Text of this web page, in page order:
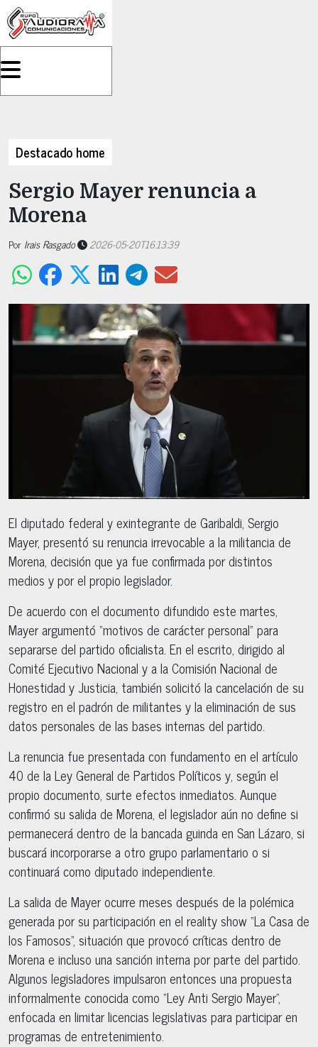
Destacado home
Sergio Mayer renuncia a
Morena
Por Irais Rasgado 2026-05-20T16:13:39
El diputado federal y exintegrante de Garibaldi, Sergio
Mayer, presentó su renuncia irrevocable a la militancia de
Morena, decisión que ya fue confirmada por distintos
medios y por el propio legislador.
De acuerdo con el documento difundido este martes,
Mayer argumentó “motivos de carácter personal” para
separarse del partido oficialista. En el escrito, dirigido al
Comité Ejecutivo Nacional y a la Comisión Nacional de
Honestidad y Justicia, también solicitó la cancelación de su
registro en el padrón de militantes y la eliminación de sus
datos personales de las bases internas del partido.
La renuncia fue presentada con fundamento en el artículo
40 de la Ley General de Partidos Políticos y, según el
propio documento, surte efectos inmediatos. Aunque
confirmó su salida de Morena, el legislador aún no define si
permanecerá dentro de la bancada guinda en San Lázaro, si
buscará incorporarse a otro grupo parlamentario o si
continuará como diputado independiente.
La salida de Mayer ocurre meses después de la polémica
generada por su participación en el reality show “La Casa de
los Famosos”, situación que provocó críticas dentro de
Morena e incluso una sanción interna por parte del partido.
Algunos legisladores impulsaron entonces una propuesta
informalmente conocida como “Ley Anti Sergio Mayer”,
enfocada en limitar licencias legislativas para participar en
programas de entretenimiento.